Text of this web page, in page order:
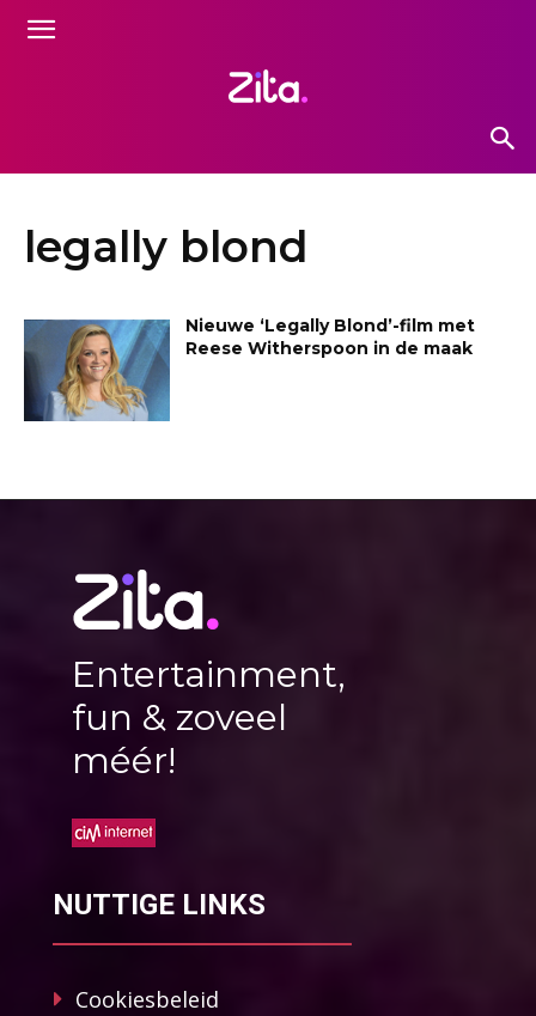
legally blond
Nieuwe ‘Legally Blond’-film met
Reese Witherspoon in de maak
Entertainment,
fun & zoveel
méér!
NUTTIGE LINKS
Cookiesbeleid